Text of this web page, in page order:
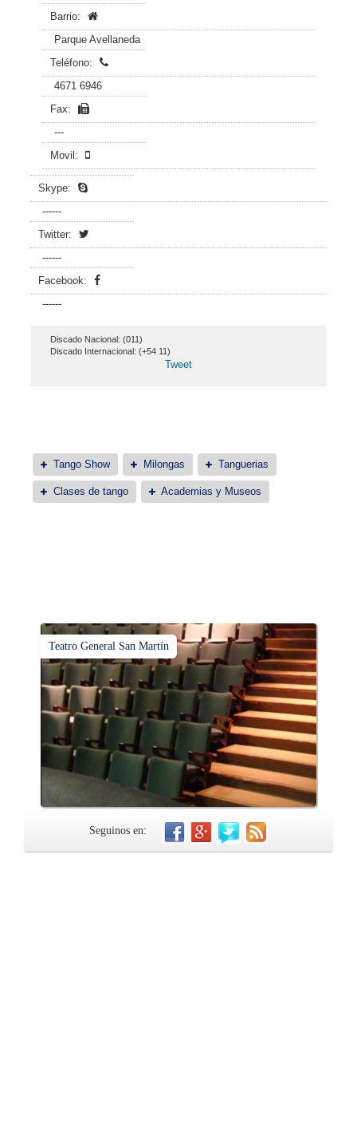
Barrio:
Parque Avellaneda
Teléfono:
4671 6946
Fax:
---
Movil:
Skype:
------
Twitter:
------
Facebook:
------
Discado Nacional: (011)
Discado Internacional: (+54 11)
Tweet
Tango Show Milongas Tanguerias
Clases de tango Academias y Museos
Teatro General San Martín
Seguinos en: